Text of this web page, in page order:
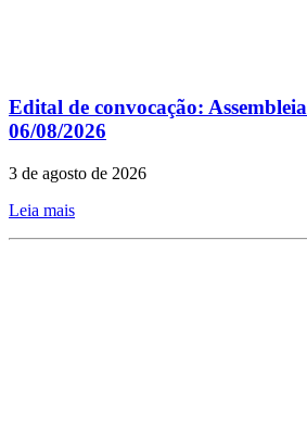
Edital de convocação:
06/08/2026
3 de agosto de 2026
Leia mais